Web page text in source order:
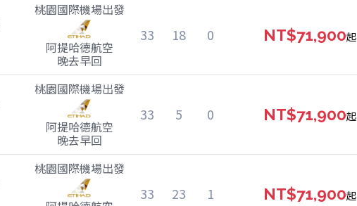
桃園國際機場出發
阿提哈德航空
晚去早回
33 18 0 NT$71,900起
桃園國際機場出發
阿提哈德航空
晚去早回
33 5 0 NT$71,900起
桃園國際機場出發
33 23 1 NT$71,900起